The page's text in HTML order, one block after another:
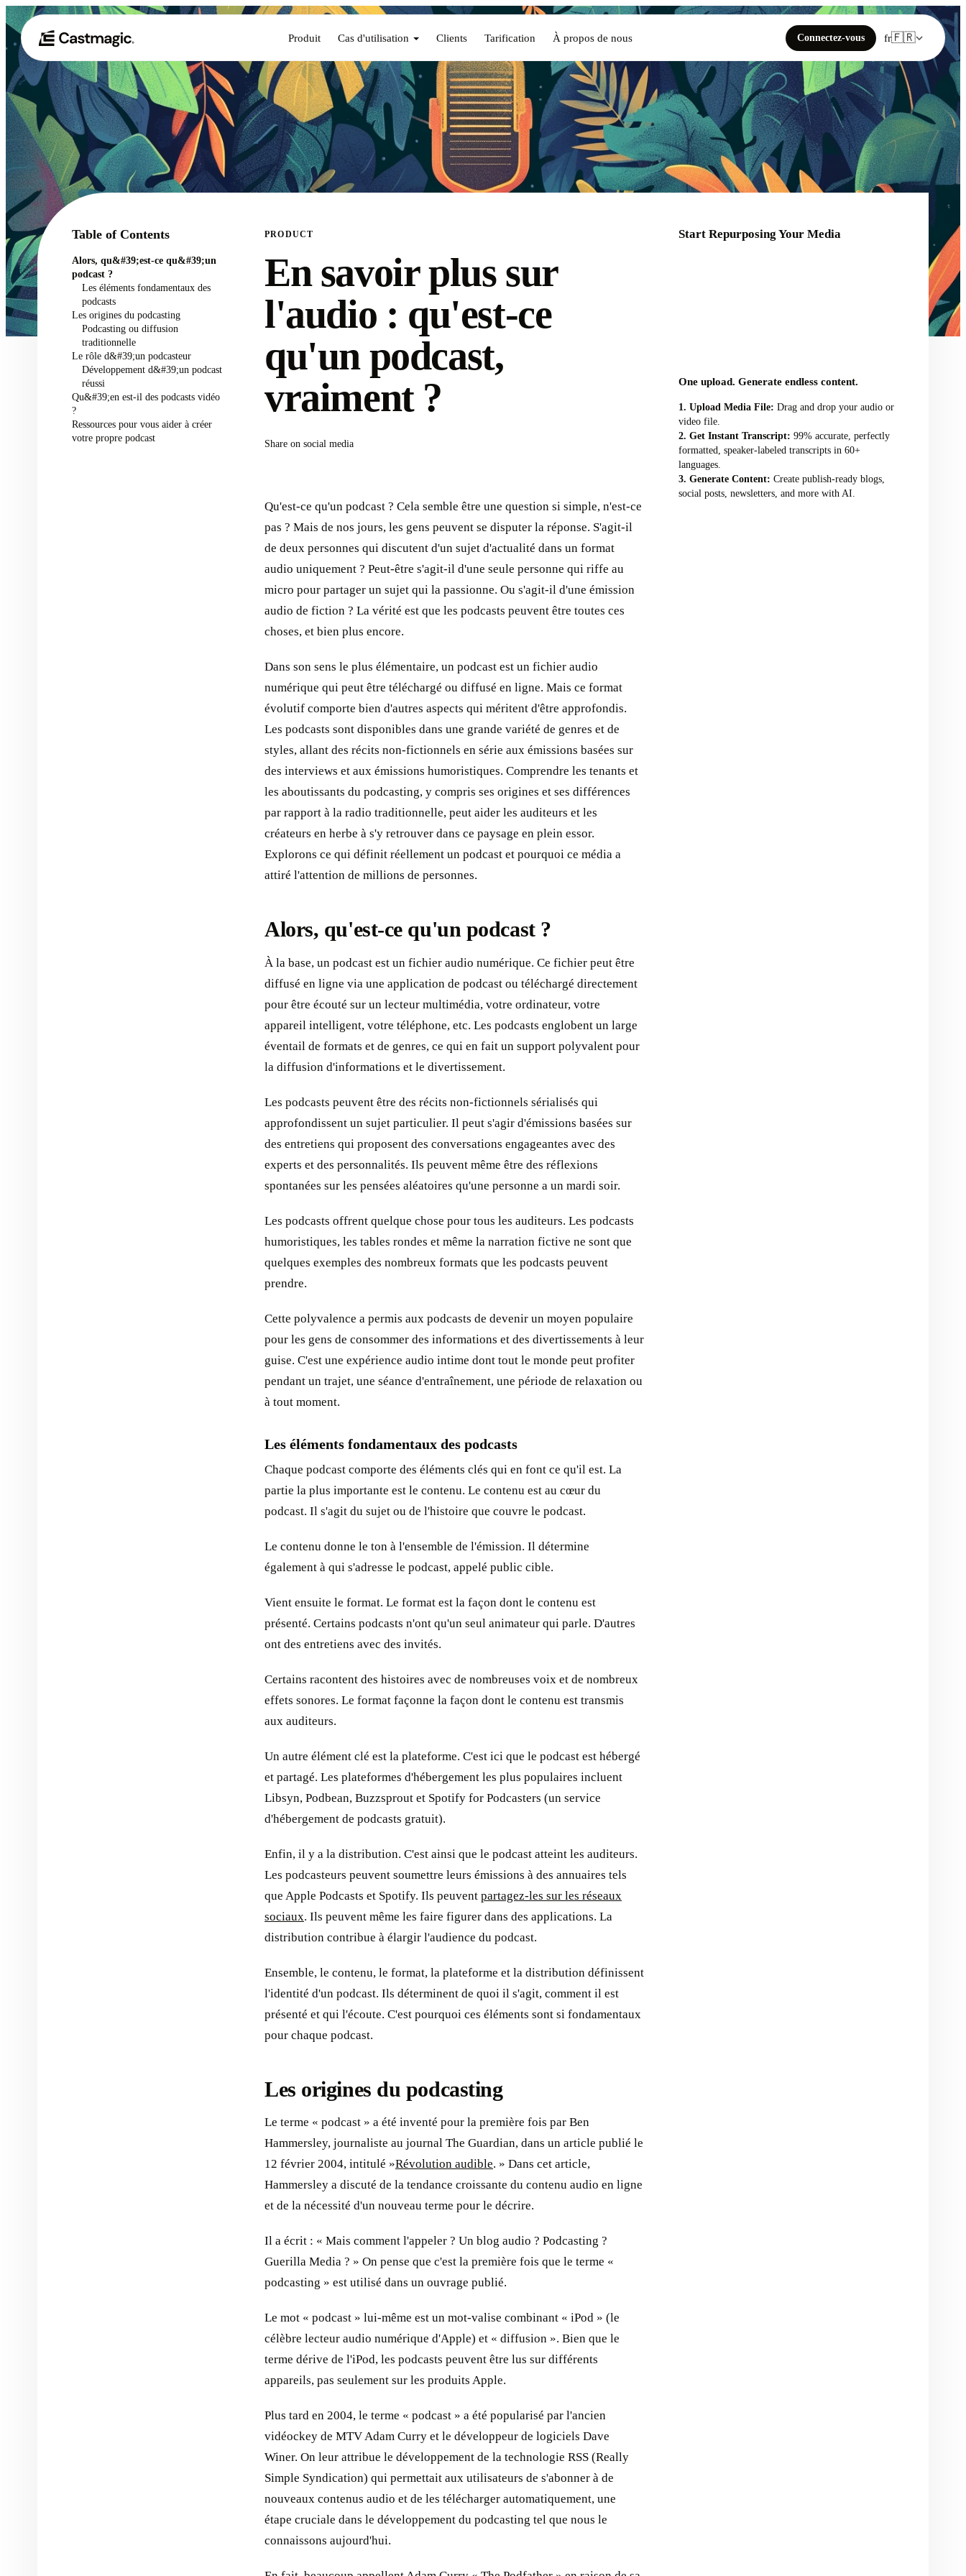
Produit Cas d'utilisation Clients Tarification À propos de nous Connectez-vous fr🇫🇷
Table of Contents
Alors, qu&#39;est-ce qu&#39;un
podcast ?
Les éléments fondamentaux des
podcasts
Les origines du podcasting
Podcasting ou diffusion
traditionnelle
Le rôle d&#39;un podcasteur
Développement d&#39;un podcast
réussi
Qu&#39;en est-il des podcasts vidéo
?
Ressources pour vous aider à créer
votre propre podcast
PRODUCT
En savoir plus sur
l'audio : qu'est-ce
qu'un podcast,
vraiment ?
Share on social media
Qu'est-ce qu'un podcast ? Cela semble être une question si simple, n'est-ce
pas ? Mais de nos jours, les gens peuvent se disputer la réponse. S'agit-il
de deux personnes qui discutent d'un sujet d'actualité dans un format
audio uniquement ? Peut-être s'agit-il d'une seule personne qui riffe au
micro pour partager un sujet qui la passionne. Ou s'agit-il d'une émission
audio de fiction ? La vérité est que les podcasts peuvent être toutes ces
choses, et bien plus encore.
Dans son sens le plus élémentaire, un podcast est un fichier audio
numérique qui peut être téléchargé ou diffusé en ligne. Mais ce format
évolutif comporte bien d'autres aspects qui méritent d'être approfondis.
Les podcasts sont disponibles dans une grande variété de genres et de
styles, allant des récits non-fictionnels en série aux émissions basées sur
des interviews et aux émissions humoristiques. Comprendre les tenants et
les aboutissants du podcasting, y compris ses origines et ses différences
par rapport à la radio traditionnelle, peut aider les auditeurs et les
créateurs en herbe à s'y retrouver dans ce paysage en plein essor.
Explorons ce qui définit réellement un podcast et pourquoi ce média a
attiré l'attention de millions de personnes.
Alors, qu'est-ce qu'un podcast ?
À la base, un podcast est un fichier audio numérique. Ce fichier peut être
diffusé en ligne via une application de podcast ou téléchargé directement
pour être écouté sur un lecteur multimédia, votre ordinateur, votre
appareil intelligent, votre téléphone, etc. Les podcasts englobent un large
éventail de formats et de genres, ce qui en fait un support polyvalent pour
la diffusion d'informations et le divertissement.
Les podcasts peuvent être des récits non-fictionnels sérialisés qui
approfondissent un sujet particulier. Il peut s'agir d'émissions basées sur
des entretiens qui proposent des conversations engageantes avec des
experts et des personnalités. Ils peuvent même être des réflexions
spontanées sur les pensées aléatoires qu'une personne a un mardi soir.
Les podcasts offrent quelque chose pour tous les auditeurs. Les podcasts
humoristiques, les tables rondes et même la narration fictive ne sont que
quelques exemples des nombreux formats que les podcasts peuvent
prendre.
Cette polyvalence a permis aux podcasts de devenir un moyen populaire
pour les gens de consommer des informations et des divertissements à leur
guise. C'est une expérience audio intime dont tout le monde peut profiter
pendant un trajet, une séance d'entraînement, une période de relaxation ou
à tout moment.
Les éléments fondamentaux des podcasts
Chaque podcast comporte des éléments clés qui en font ce qu'il est. La
partie la plus importante est le contenu. Le contenu est au cœur du
podcast. Il s'agit du sujet ou de l'histoire que couvre le podcast.
Le contenu donne le ton à l'ensemble de l'émission. Il détermine
également à qui s'adresse le podcast, appelé public cible.
Vient ensuite le format. Le format est la façon dont le contenu est
présenté. Certains podcasts n'ont qu'un seul animateur qui parle. D'autres
ont des entretiens avec des invités.
Certains racontent des histoires avec de nombreuses voix et de nombreux
effets sonores. Le format façonne la façon dont le contenu est transmis
aux auditeurs.
Un autre élément clé est la plateforme. C'est ici que le podcast est hébergé
et partagé. Les plateformes d'hébergement les plus populaires incluent
Libsyn, Podbean, Buzzsprout et Spotify for Podcasters (un service
d'hébergement de podcasts gratuit).
Enfin, il y a la distribution. C'est ainsi que le podcast atteint les auditeurs.
Les podcasteurs peuvent soumettre leurs émissions à des annuaires tels
que Apple Podcasts et Spotify. Ils peuvent partagez-les sur les réseaux
sociaux. Ils peuvent même les faire figurer dans des applications. La
distribution contribue à élargir l'audience du podcast.
Ensemble, le contenu, le format, la plateforme et la distribution définissent
l'identité d'un podcast. Ils déterminent de quoi il s'agit, comment il est
présenté et qui l'écoute. C'est pourquoi ces éléments sont si fondamentaux
pour chaque podcast.
Les origines du podcasting
Le terme « podcast » a été inventé pour la première fois par Ben
Hammersley, journaliste au journal The Guardian, dans un article publié le
12 février 2004, intitulé »Révolution audible. » Dans cet article,
Hammersley a discuté de la tendance croissante du contenu audio en ligne
et de la nécessité d'un nouveau terme pour le décrire.
Il a écrit : « Mais comment l'appeler ? Un blog audio ? Podcasting ?
Guerilla Media ? » On pense que c'est la première fois que le terme «
podcasting » est utilisé dans un ouvrage publié.
Le mot « podcast » lui-même est un mot-valise combinant « iPod » (le
célèbre lecteur audio numérique d'Apple) et « diffusion ». Bien que le
terme dérive de l'iPod, les podcasts peuvent être lus sur différents
appareils, pas seulement sur les produits Apple.
Plus tard en 2004, le terme « podcast » a été popularisé par l'ancien
vidéockey de MTV Adam Curry et le développeur de logiciels Dave
Winer. On leur attribue le développement de la technologie RSS (Really
Simple Syndication) qui permettait aux utilisateurs de s'abonner à de
nouveaux contenus audio et de les télécharger automatiquement, une
étape cruciale dans le développement du podcasting tel que nous le
connaissons aujourd'hui.
Start Repurposing Your Media
One upload. Generate endless content.
Upload Media File: Drag and drop your audio or
video file.
Get Instant Transcript: 99% accurate, perfectly
formatted, speaker-labeled transcripts in 60+
languages.
Generate Content: Create publish-ready blogs,
social posts, newsletters, and more with AI.